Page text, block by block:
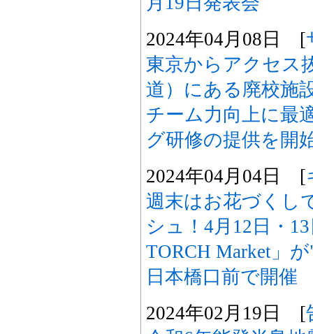
2024年04月08日 [
東京からアクセス
道）にある廃校施
チーム力向上に最
グ研修の提供を開
2024年04月04日 [
週末はお花づくし
シュ！4月12日・
TORCH Market」
日本橋口前で開催
2024年02月19日 [